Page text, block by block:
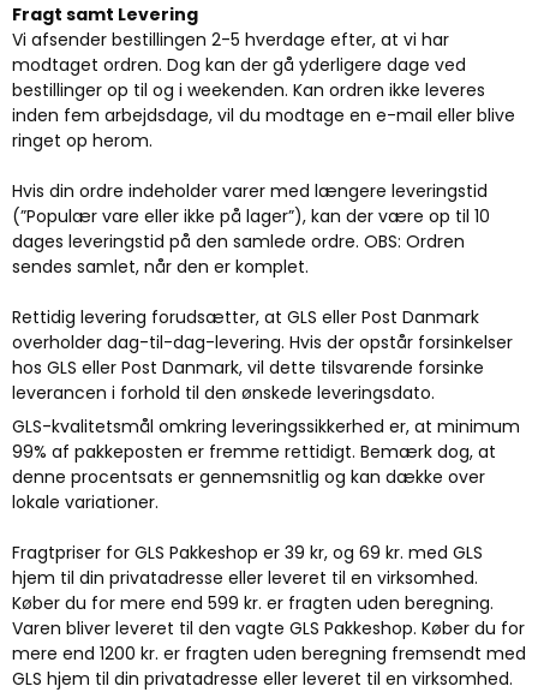
Fragt samt Levering
Vi afsender bestillingen 2-5 hverdage efter, at vi har
modtaget ordren. Dog kan der gå yderligere dage ved
bestillinger op til og i weekenden. Kan ordren ikke leveres
inden fem arbejdsdage, vil du modtage en e-mail eller blive
ringet op herom.
Hvis din ordre indeholder varer med længere leveringstid
(”Populær vare eller ikke på lager”), kan der være op til 10
dages leveringstid på den samlede ordre. OBS: Ordren
sendes samlet, når den er komplet.
Rettidig levering forudsætter, at GLS eller Post Danmark
overholder dag-til-dag-levering. Hvis der opstår forsinkelser
hos GLS eller Post Danmark, vil dette tilsvarende forsinke
leverancen i forhold til den ønskede leveringsdato.
GLS-kvalitetsmål omkring leveringssikkerhed er, at minimum
99% af pakkeposten er fremme rettidigt. Bemærk dog, at
denne procentsats er gennemsnitlig og kan dække over
lokale variationer.
Fragtpriser for GLS Pakkeshop er 39 kr, og 69 kr. med GLS
hjem til din privatadresse eller leveret til en virksomhed.
Køber du for mere end 599 kr. er fragten uden beregning.
Varen bliver leveret til den vagte GLS Pakkeshop. Køber du for
mere end 1200 kr. er fragten uden beregning fremsendt med
GLS hjem til din privatadresse eller leveret til en virksomhed.